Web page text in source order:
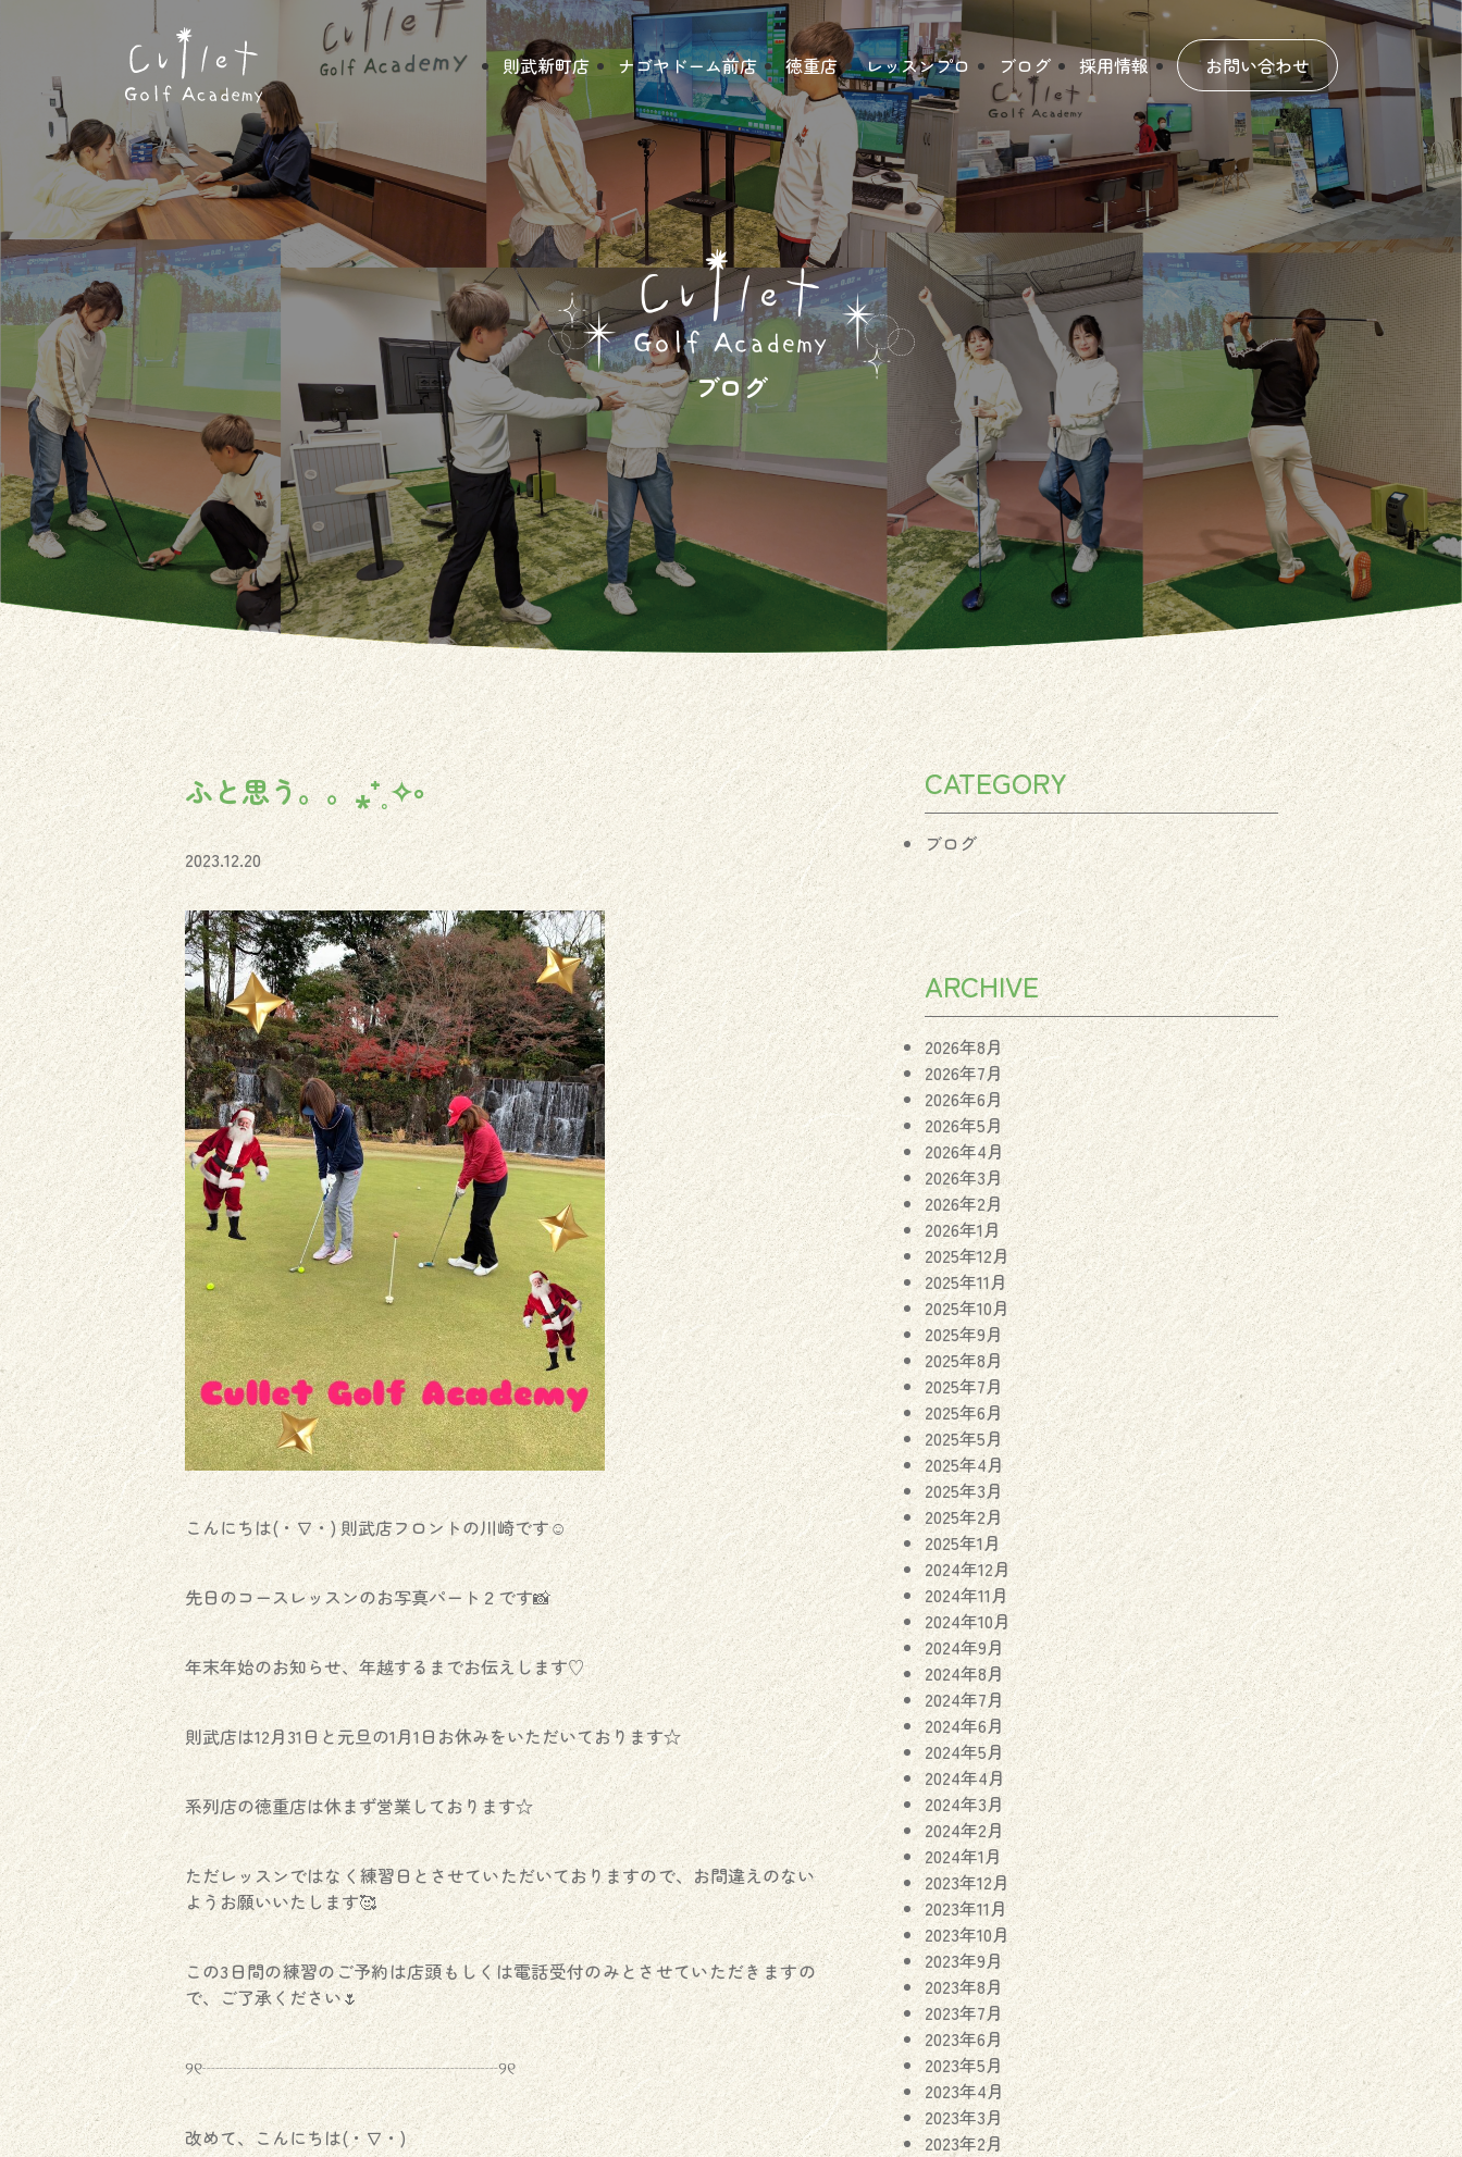
則武新町店 ナゴヤドーム前店 徳重店 レッスンプロ ブログ 採用情報 お問い合わせ
ブログ
ふと思う。。⁎⁺˳✧༚
2023.12.20
こんにちは(・∇・) 則武店フロントの川崎です☺︎
先日のコースレッスンのお写真パート２です📸
年末年始のお知らせ、年越するまでお伝えします♡
則武店は12月31日と元旦の1月1日お休みをいただいております☆
系列店の徳重店は休まず営業しております☆
ただレッスンではなく練習日とさせていただいておりますので、お間違えのない
ようお願いいたします🥰
この3日間の練習のご予約は店頭もしくは電話受付のみとさせていただきますの
で、ご了承ください🌷
୨୧┈┈┈┈┈┈┈┈┈┈┈┈┈┈┈┈┈୨୧
改めて、こんにちは(・∇・)
CATEGORY
ブログ
ARCHIVE
2026年8月
2026年7月
2026年6月
2026年5月
2026年4月
2026年3月
2026年2月
2026年1月
2025年12月
2025年11月
2025年10月
2025年9月
2025年8月
2025年7月
2025年6月
2025年5月
2025年4月
2025年3月
2025年2月
2025年1月
2024年12月
2024年11月
2024年10月
2024年9月
2024年8月
2024年7月
2024年6月
2024年5月
2024年4月
2024年3月
2024年2月
2024年1月
2023年12月
2023年11月
2023年10月
2023年9月
2023年8月
2023年7月
2023年6月
2023年5月
2023年4月
2023年3月
2023年2月